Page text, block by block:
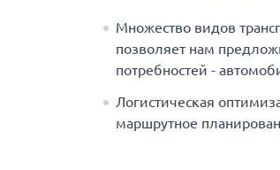
Множество видов
позволяет нам
потребностей -
Логистическая
маршрутное